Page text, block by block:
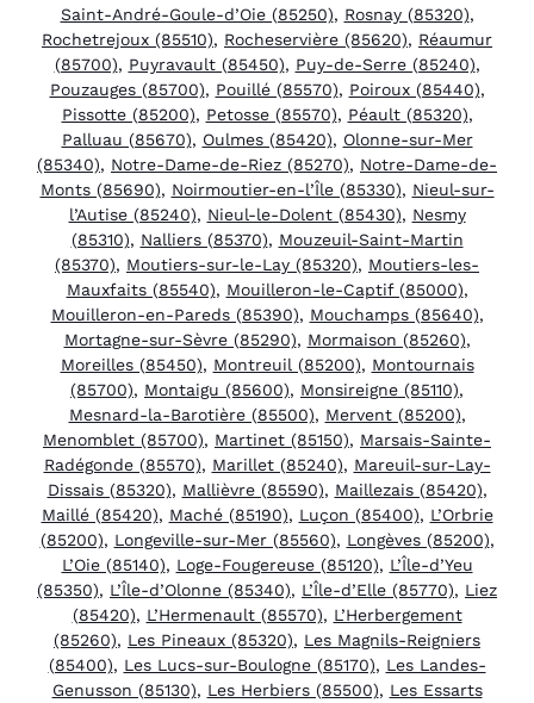
Saint-André-Goule-d’Oie (85250), Rosnay (85320),
Rochetrejoux (85510), Rocheservière (85620), Réaumur
(85700), Puyravault (85450), Puy-de-Serre (85240),
Pouzauges (85700), Pouillé (85570), Poiroux (85440),
Pissotte (85200), Petosse (85570), Péault (85320),
Palluau (85670), Oulmes (85420), Olonne-sur-Mer
(85340), Notre-Dame-de-Riez (85270), Notre-Dame-de-
Monts (85690), Noirmoutier-en-l’Île (85330), Nieul-sur-
l’Autise (85240), Nieul-le-Dolent (85430), Nesmy
(85310), Nalliers (85370), Mouzeuil-Saint-Martin
(85370), Moutiers-sur-le-Lay (85320), Moutiers-les-
Mauxfaits (85540), Mouilleron-le-Captif (85000),
Mouilleron-en-Pareds (85390), Mouchamps (85640),
Mortagne-sur-Sèvre (85290), Mormaison (85260),
Moreilles (85450), Montreuil (85200), Montournais
(85700), Montaigu (85600), Monsireigne (85110),
Mesnard-la-Barotière (85500), Mervent (85200),
Menomblet (85700), Martinet (85150), Marsais-Sainte-
Radégonde (85570), Marillet (85240), Mareuil-sur-Lay-
Dissais (85320), Mallièvre (85590), Maillezais (85420),
Maillé (85420), Maché (85190), Luçon (85400), L’Orbrie
(85200), Longeville-sur-Mer (85560), Longèves (85200),
L’Oie (85140), Loge-Fougereuse (85120), L’Île-d’Yeu
(85350), L’Île-d’Olonne (85340), L’Île-d’Elle (85770), Liez
(85420), L’Hermenault (85570), L’Herbergement
(85260), Les Pineaux (85320), Les Magnils-Reigniers
(85400), Les Lucs-sur-Boulogne (85170), Les Landes-
Genusson (85130), Les Herbiers (85500), Les Essarts